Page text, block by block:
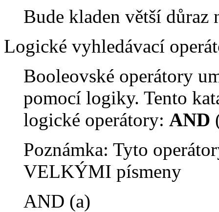
Bude kladen větší
Logické vyhledávací
Booleovské operátory
pomocí logiky. Tento
logické operátory: AND
Poznámka: Tyto
VELKÝMI písmeny
AND (a)